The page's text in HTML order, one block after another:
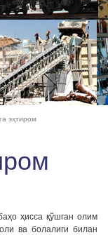
эҳтиром
ҳисса қўшган олим
ва болалиги билан